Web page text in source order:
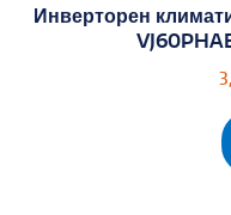
Инверторен